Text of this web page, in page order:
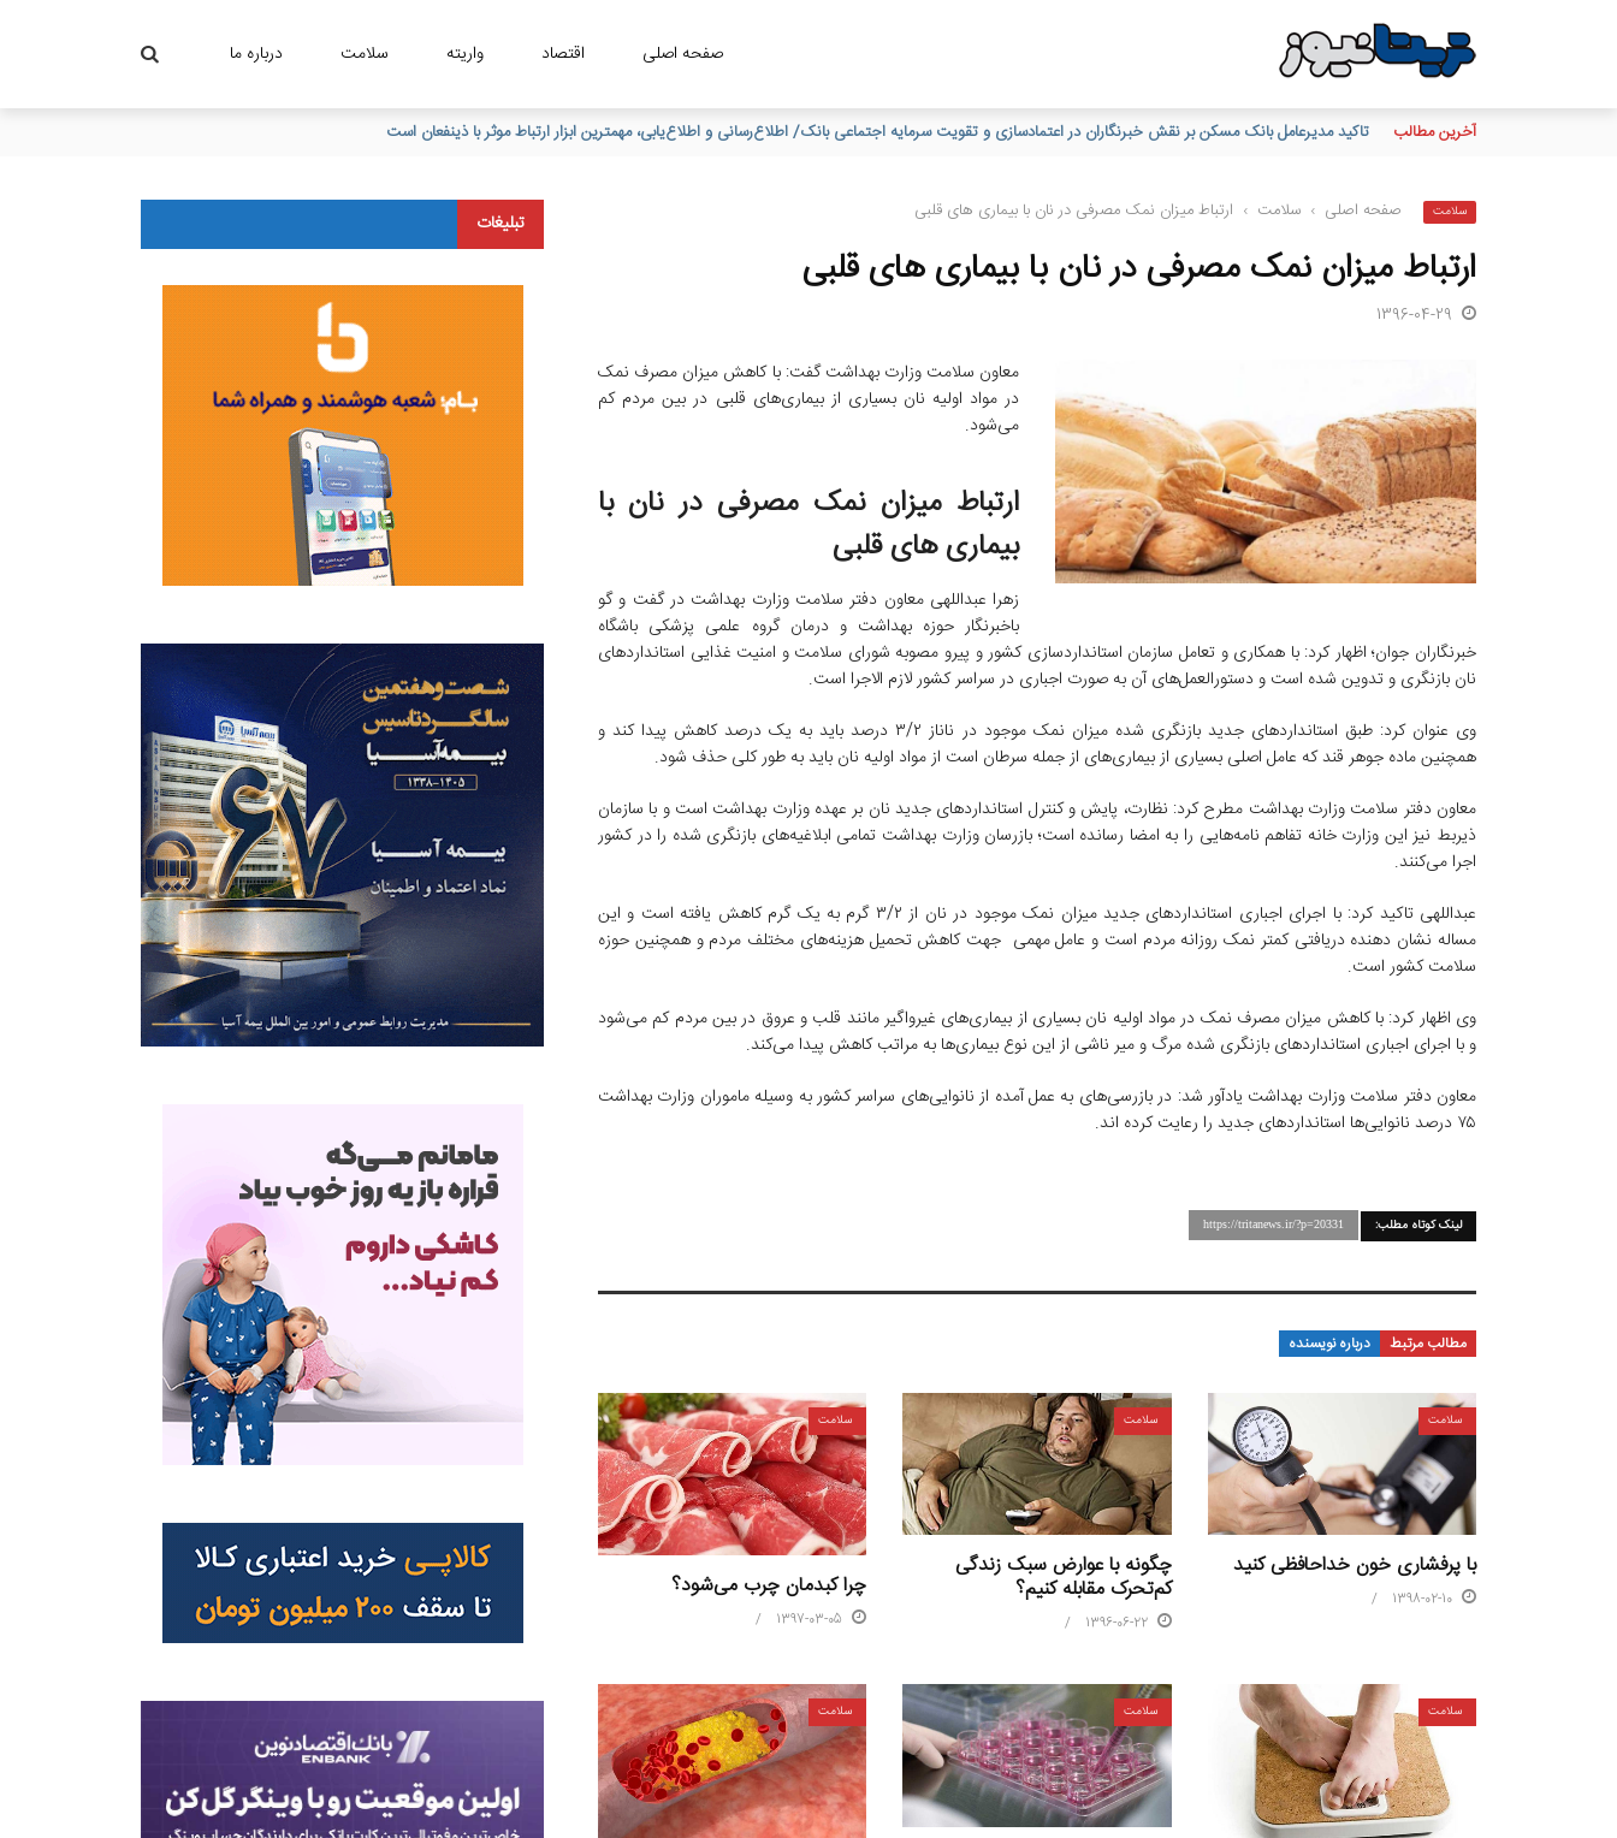
صفحه اصلی اقتصاد واریته سلامت درباره ما
آخرین مطالب براساس گزارش بانك مركزی؛ بانك ملت در رتبه نخست پرداخت تسهیلات ازدواج و فرزندآوری قرار گرفت
سلامت صفحه اصلی › سلامت › ارتباط میزان نمک مصرفی در نان با بیماری های قلبی
ارتباط میزان نمک مصرفی در نان با بیماری های قلبی
1396-04-29
معاون سلامت وزارت بهداشت گفت: با کاهش میزان مصرف نمک
در مواد اولیه نان بسیاری از بیماری‌های قلبی در بین مردم کم
می‌شود.
ارتباط میزان نمک مصرفی در نان با
بیماری های قلبی
زهرا عبداللهی معاون دفتر سلامت وزارت بهداشت در گفت و گو
باخبرنگار حوزه بهداشت و درمان گروه علمی پزشكی باشگاه
خبرنگاران جوان؛ اظهار کرد: با همکاری و تعامل سازمان استانداردسازی کشور و پیرو مصوبه شورای سلامت و امنیت غذایی استاندارد‌های
نان بازنگری و تدوین شده است و دستورالعمل‌های آن به صورت اجباری در سراسر کشور لازم الاجرا است.
وی عنوان کرد: طبق استاندارد‌های جدید بازنگری شده میزان نمک موجود در ناناز ۳/۲ درصد باید به یک درصد کاهش پیدا کند و
همچنین ماده جوهر قند که عامل اصلی بسیاری از بیماری‌های از جمله سرطان است از مواد اولیه نان باید به طور کلی حذف شود.
معاون دفتر سلامت وزارت بهداشت مطرح کرد: نظارت، پایش و کنترل استاندارد‌های جدید نان بر عهده وزارت بهداشت است و با سازمان
ذیربط نیز این وزارت خانه تفاهم نامه‌هایی را به امضا رسانده است؛ بازرسان وزارت بهداشت تمامی ابلاغیه‌های بازنگری شده را در کشور
اجرا می‌کنند.
عبداللهی تاکید کرد: با اجرای اجباری استاندارد‌های جدید میزان نمک موجود در نان از ۳/۲ گرم به یک گرم کاهش یافته است و این
مساله نشان دهنده دریافتی کمتر نمک روزانه مردم است و عامل مهمی جهت کاهش تحمیل هزینه‌های مختلف مردم و همچنین حوزه
سلامت کشور است.
وی اظهار کرد: با کاهش میزان مصرف نمک در مواد اولیه نان بسیاری از بیماری‌های غیرواگیر مانند قلب و عروق در بین مردم کم می‌شود
و با اجرای اجباری استاندارد‌های بازنگری شده مرگ و میر ناشی از این نوع بیماری‌ها به مراتب کاهش پیدا می‌کند.
معاون دفتر سلامت وزارت بهداشت یادآور شد: در بازرسی‌های به عمل آمده از نانوایی‌های سراسر کشور به وسیله ماموران وزارت بهداشت
۷۵ درصد نانوایی‌ها استاندارد‌های جدید را رعایت کرده اند.
لینک کوتاه مطلب: https://tritanews.ir/?p=20331
مطالب مرتبط درباره نویسنده
سلامت
با پرفشاری خون خداحافظی کنید
1398-02-10
سلامت
چگونه با عوارض سبک زندگی
کم‌تحرک مقابله کنیم؟
1396-06-22
سلامت
چرا کبدمان چرب می‌شود؟
1397-03-05
سلامت سلامت سلامت
تبلیغات